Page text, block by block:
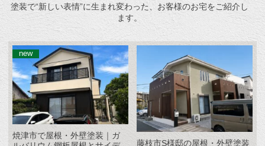
塗装で“新しい表情”に生まれ変わった、お客様のお宅をご紹介し
ます。
焼津市で屋根・外壁塗装｜ガ
藤枝市S様邸の屋根・外壁塗装